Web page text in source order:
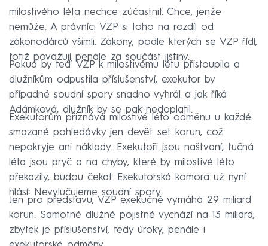
milostivého léta nechce zúčastnit. Chce, jenže
nemůže. A právníci VZP si toho na rozdíl od
zákonodárců všimli. Zákony, podle kterých se VZP řídí,
totiž považují penále za součást jistiny.
Pokud by teď VZP k milostivému létu přistoupila a
dlužníkům odpustila příslušenství, exekutor by
případné soudní spory snadno vyhrál a jak říká
Adámková, dlužník by se pak nedoplatil.
Exekutorům přiznává milostivé léto odměnu u každé
smazané pohledávky jen devět set korun, což
nepokryje ani náklady. Exekutoři jsou naštvaní, tučná
léta jsou pryč a na chyby, které by milostivé léto
překazily, budou čekat. Exekutorská komora už nyní
hlásí: Nevylučujeme soudní spory.
Jen pro představu, VZP exekučně vymáhá 29 miliard
korun. Samotné dlužné pojistné vychází na 13 miliard,
zbytek je příslušenství, tedy úroky, penále i